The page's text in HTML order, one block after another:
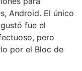
Android. El único
fue el
pero
por el Bloc de